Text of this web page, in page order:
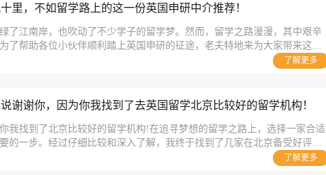
里，不如留学路上的这一份英国申研中介推荐！
了江南岸，也吹动了不少学子的留学梦。然而，留学之路漫漫，其中艰辛
了帮助各位小伙伴顺利踏上英国申研的征途，老夫特地来为大家带来这一
让我们一起期待一下。
了解更多
说谢谢你，因为你我找到了去英国留学北京比较好的留学机构！
我找到了北京比较好的留学机构!在追寻梦想的留学之路上，选择一家合适
的一步。经过仔细比较和深入了解，我终于找到了几家在北京备受好评的
构备受好评，让我们来看看他们好在哪吧!
了解更多